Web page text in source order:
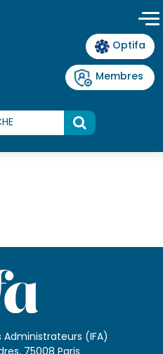
Optifa
Membres
(IFA)